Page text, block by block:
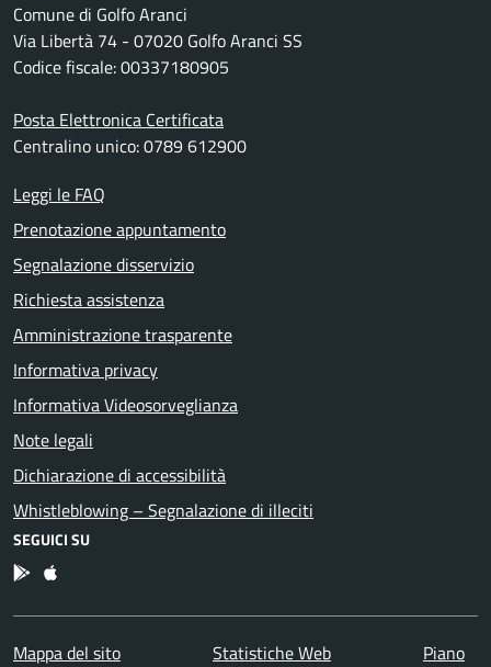
Comune di Golfo Aranci
Via Libertà 74 - 07020 Golfo Aranci SS
Codice fiscale: 00337180905
Posta Elettronica Certificata
Centralino unico: 0789 612900
Leggi le FAQ
Prenotazione appuntamento
Segnalazione disservizio
Richiesta assistenza
Amministrazione trasparente
Informativa privacy
Informativa Videosorveglianza
Note legali
Dichiarazione di accessibilità
Whistleblowing – Segnalazione di illeciti
SEGUICI SU
App Android
App IOS
Mappa del sito Statistiche Web
Piano